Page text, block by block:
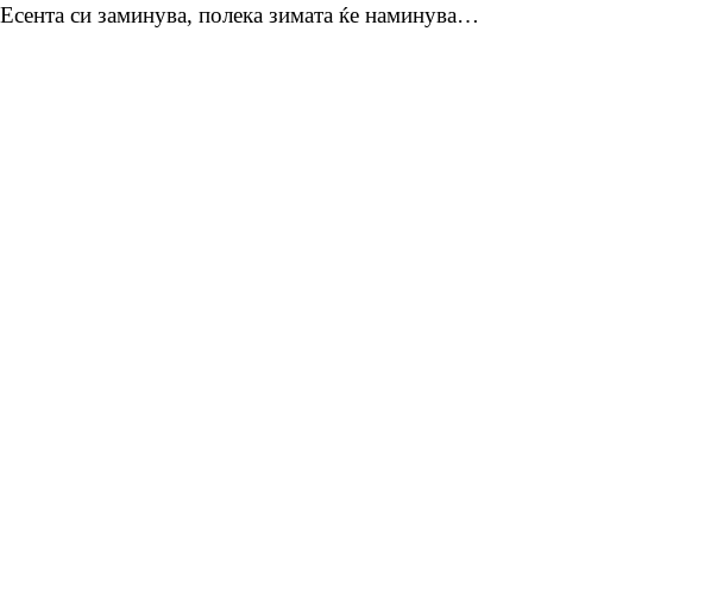
Есента си заминува, полека зимата ќе наминува…